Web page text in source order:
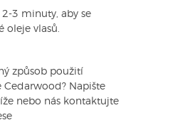
3 minuty, aby se
oleje vlasů.
způsob použití
Cedarwood? Napište
nebo nás kontaktujte